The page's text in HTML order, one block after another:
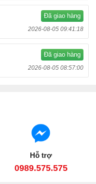
Đã giao hàng
2026-08-05 09:41:18
Đã giao hàng
2026-08-05 08:57:00
Hỗ trợ
0989.575.575